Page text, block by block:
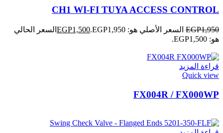
CH1 WI-FI TUYA ACCESS CONTROL
EGP1,950 السعر الأصلي هو: EGP1,950. EGP1,500
السعر الحالي
هو: EGP1,500.
قراءة المزيد
Quick view
FX004R / FX000WP